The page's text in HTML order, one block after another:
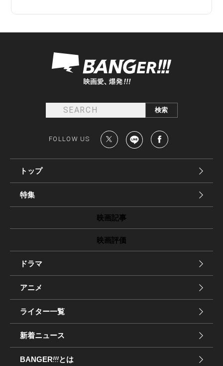
FOLLOW US
トップ
特集
映画記事
映画評価
ドラマ
アニメ
ライター一覧
新着ニュース
BANGER!!!とは